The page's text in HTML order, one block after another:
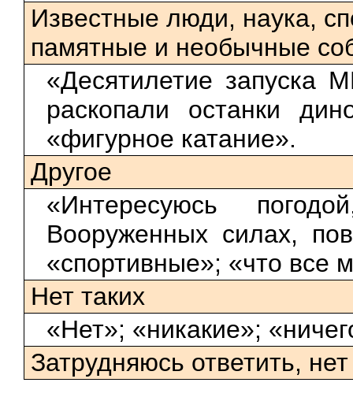
Известные люди, наука,
памятные и необычные
«Десятилетие запуска
раскопали останки
«фигурное катание».
Другое
«Интересуюсь
Вооруженных силах,
«спортивные»; «что все
Нет таких
«Нет»; «никакие»;
Затрудняюсь ответить,